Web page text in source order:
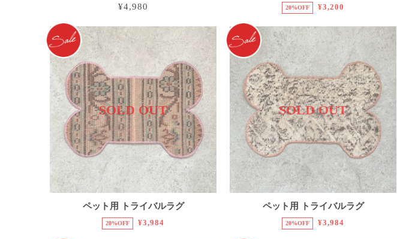
¥4,980
20%OFF ¥3,200
SOLD OUT
ペット用 トライバルラグ
20%OFF ¥3,984
SOLD OUT
ペット用 トライバルラグ
20%OFF ¥3,984